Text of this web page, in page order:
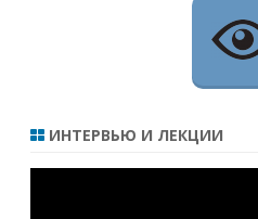
ИНТЕРВЬЮ И ЛЕКЦИИ
Видеоплеер